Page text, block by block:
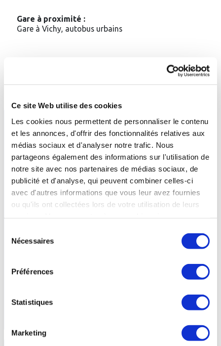
Ce site Web utilise des cookies
Les cookies nous permettent de personnaliser le contenu
et les annonces, d'offrir des fonctionnalités relatives aux
médias sociaux et d'analyser notre trafic. Nous
partageons également des informations sur l'utilisation de
notre site avec nos partenaires de médias sociaux, de
publicité et d'analyse, qui peuvent combiner celles-ci
avec d'autres informations que vous leur avez fournies
ou qu'ils ont collectées lors de votre utilisation de leurs
Nécessaires
Préférences
Statistiques
Marketing
Gare à proximité :
Gare à Vichy, autobus urbains
Etablissements thermaux de la
Thermes Callou